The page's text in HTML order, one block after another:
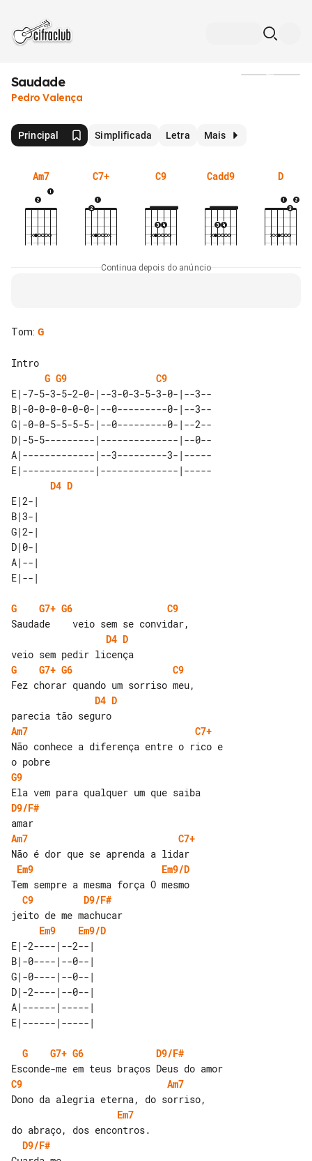
Saudade
Pedro Valença
Principal Simplificada Letra Mais
Am7 C7+ C9 Cadd9 D
Continua depois do anúncio
Tom: G
G G9
C9
E|-7-5-3-5-2-0-|--3-0-3-5-3-0-|--3--
B|-0-0-0-0-0-0-|--0---------0-|--3--
G|-0-0-5-5-5-5-|--0---------0-|--2--
D|-5-5---------|--------------|--0--
A|-------------|--3---------3-|-----
E|-------------|--------------|-----
D4 D
E|2-|
B|3-|
G|2-|
D|0-|
A|--|
G G7+ G6
C9
D4 D
G
G7+ G6
C9
D4 D
Am7
C7+
Não conhece a diferença entre o rico e
G9
D9/F#
Am7
C7+
Em9
Em9/D
C9
D9/F#
Em9
Em9/D
E|-2----|--2--|
B|-0----|--0--|
G|-0----|--0--|
D|-2----|--0--|
A|------|-----|
G G7+ G6
D9/F#
C9
Am7
Em7
D9/F#